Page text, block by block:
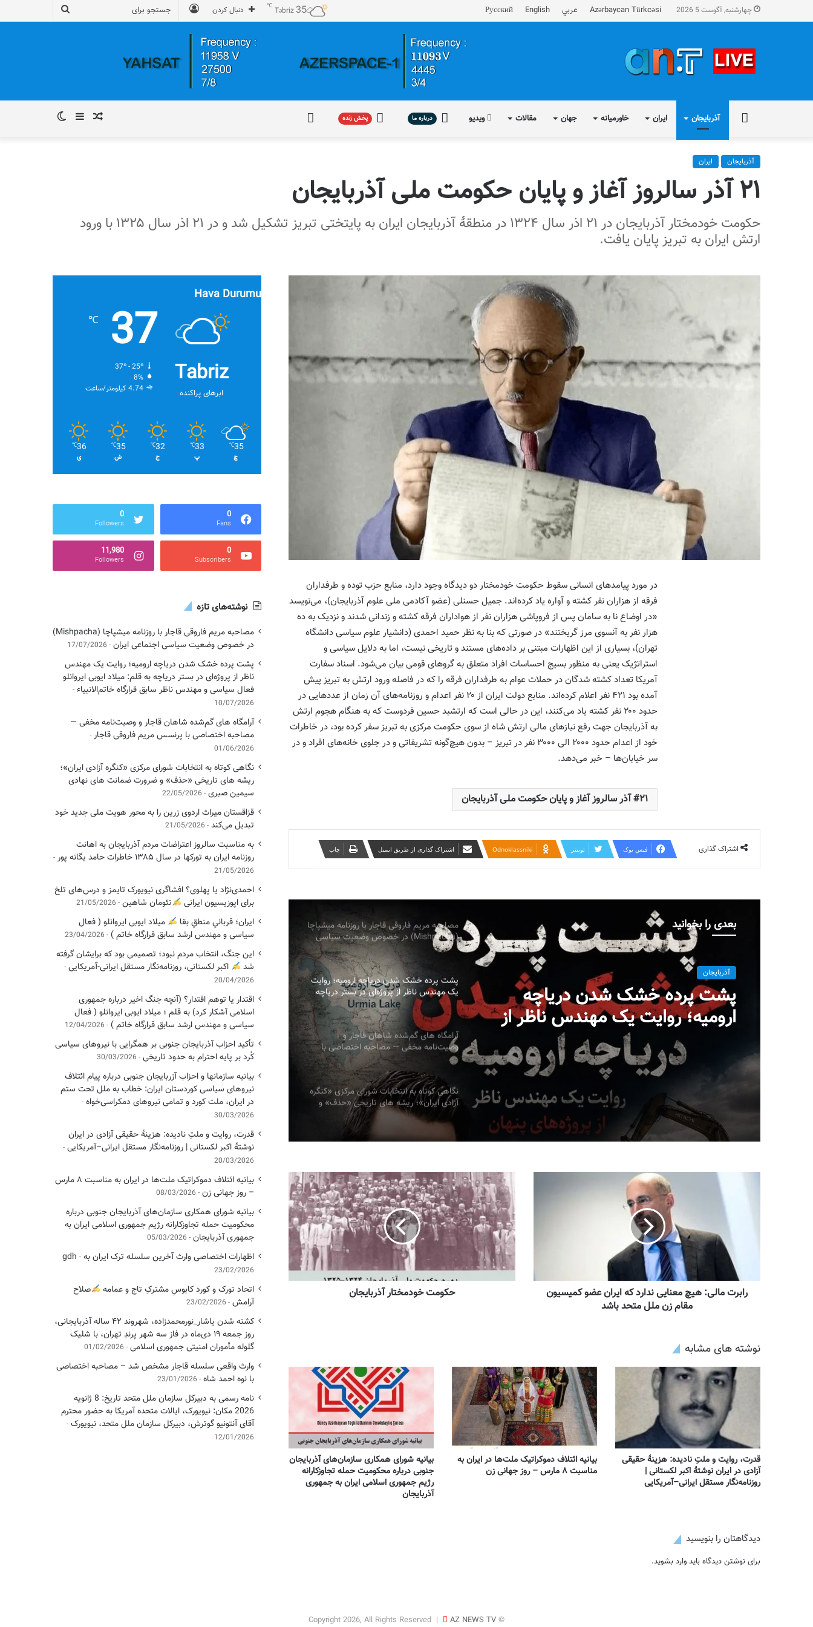
چهارشنبه, آگوست 5 2026 Azərbaycan Türkcəsi عربي English
Русский دنبال کردن Təbriz35
℃
آذربایجان ایران خاورمیانه جهان مقالات ویدیو درباره
درباره ما پخش
پخش زنده سایدبار نوشته
آذربایجان ایران
۲۱ آذر سالروز آغاز و پایان حکومت ملی آذربایجان
حکومت خودمختار آذربایجان در ۲۱ اذر سال ۱۳۲۴ در منطقهٔ آذربایجان ایران به پایتختی تبریز تشکیل شد و در ۲۱ اذر سال ۱۳۲۵ با ورود
ارتش ایران به تبریز پایان یافت.
در مورد پیامدهای انسانی سقوط حکومت خودمختار دو دیدگاه وجود دارد، منابع حزب توده و طرفداران
فرقه از هزاران نفر کشته و آواره یاد کرده‌اند. جمیل حسنلی (عضو آکادمی ملی علوم آذربایجان)، می‌نویسد
«در اوضاع نا به سامان پس از فروپاشی هزاران نفر از هواداران فرقه کشته و زندانی شدند و نزدیک به ده
هزار نفر به آنسوی مرز گریختند» در صورتی که بنا به نظر حمید احمدی (دانشیار علوم سیاسی دانشگاه
تهران)، بسیاری از این اظهارات مبتنی بر داده‌های مستند و تاریخی نیست، اما به دلایل سیاسی و
استراتژیک یعنی به منظور بسیج احساسات افراد متعلق به گروهای قومی بیان می‌شود. اسناد سفارت
آمریکا تعداد کشته شدگان در حملات عوام به طرفداران فرقه را که در فاصله ورود ارتش به تبریز پیش
آمده بود ۴۲۱ نفر اعلام کرده‌اند. منابع دولت ایران از ۲۰ نفر اعدام و روزنامه‌های آن زمان از عددهایی در
حدود ۲۰۰ نفر کشته یاد می‌کنند، این در حالی است که ارتشبد حسین فردوست که به هنگام هجوم ارتش
به آذربایجان جهت رفع نیازهای مالی ارتش شاه از سوی حکومت مرکزی به تبریز سفر کرده بود، در خاطرات
خود از اعدام حدود ۲۰۰۰ الی ۳۰۰۰ نفر در تبریز – بدون هیچ‌گونه تشریفاتی و در جلوی خانه‌های افراد و در
سر خیابان‌ها – خبر می‌دهد.
۲۱ آذر سالروز آغاز و پایان حکومت ملی آذربایجان
اشتراک گذاری فیس بوک توییتر ‫Odnoklassniki اشتراک گذاری از طریق ایمیل چاپ
بعدی را بخوانید
آذربایجان
پشت پرده خشک شدن دریاچه
ارومیه؛ روایت یک مهندس ناظر از
پروژه‌ای در بستر دریاچه به قلم:
میلاد ایوبی ایروانلو فعال سیاسی و
مهندس ناظر سابق قرارگاه
خاتم‌الانبیاء
به مناسبت سالروز اعتراضات مردم آذربایجان
به اهانت روزنامه ایران به تورکها در سال ۱۳۸۵
خاطرات حامد یگانه پور
احمدی‌نژاد یا پهلوی؟ افشاگری نیویورک تایمز
و درس‌های تلخ برای اپوزیسیون ایرانی
تئومان شاهین
تأکید احزاب آذربایجان جنوبی بر همگرایی با
نیروهای سیاسی کُرد بر پایه احترام به حدود
تاریخی
بیانیه سازمانها و احزاب آزربایجان جنوبی درباره
مصاحبه مریم فاروقی قاجار با روزنامه میشپاچا
(Mishpacha) در خصوص وضعیت سیاسی
اجتماعی ایران
پشت پرده خشک شدن دریاچه ارومیه؛ روایت
یک مهندس ناظر از پروژه‌ای در بستر دریاچه
به قلم: میلاد ایوبی ایروانلو فعال سیاسی و
مهندس ناظر سابق قرارگاه خاتم‌الانبیاء
آرامگاه های گم‌شده شاهان قاجار و
وصیت‌نامه مخفی — مصاحبه اختصاصی با
پرنسس مریم فاروقی قاجار
نگاهی کوتاه به انتخابات شورای مرکزی «کنگره
آزادی ایران»؛ ریشه های تاریخی «حذف» و
ضرورت ضمانت های نهادی سیمین صبری
به مناسبت سالروز اعتراضات مردم آذربایجان
به اهانت روزنامه ایران به تورکها در سال ۱۳۸۵
خاطرات حامد یگانه پور
احمدی‌نژاد یا پهلوی؟ افشاگری نیویورک تایمز
و درس‌های تلخ برای اپوزیسیون ایرانی
تئومان شاهین
تأکید احزاب آذربایجان جنوبی بر همگرایی با
نیروهای سیاسی کُرد بر پایه احترام به حدود
تاریخی
بیانیه سازمانها و احزاب آزربایجان جنوبی درباره
پیام ائتلاف نیروهای سیاسی کوردستان ایران:
خطاب به ملل تحت ستم در ایران، ملت کورد
و تمامی نیروهای دمکراسی‌خواه
مصاحبه مریم فاروقی قاجار با روزنامه میشپاچا
(Mishpacha) در خصوص وضعیت سیاسی
اجتماعی ایران
رابرت مالی: هیچ معنایی ندارد که ایران عضو کمیسیون
مقام زن ملل متحد باشد
حکومت خودمختار آذربایجان
نوشته های مشابه
قدرت، روایت و ملتِ نادیده: هزینهٔ حقیقی
آزادی در ایران نوشتهٔ اکبر لکستانی |
روزنامه‌نگار مستقل ایرانی–آمریکایی
بیانیه ائتلاف دموکراتیک ملت‌ها در ایران به
مناسبت ۸ مارس – روز جهانی زن
بیانیه شورای همکاری سازمان‌های آذربایجان
جنوبی درباره محکومیت حمله تجاوزکارانه
رژیم جمهوری اسلامی ایران به جمهوری
آذربایجان
دیدگاهتان را بنویسید
برای نوشتن دیدگاه باید وارد بشوید.
Hava Durumu
Tabriz
ابرهای پراکنده
37
℃
37º - 25º
8%
4.74 کیلومتر/ساعت
35
℃
چ
33
℃
پ
32
℃
ج
35
℃
ش
36
℃
ی
0
Fans
0
Followers
0
Subscribers
11,980
Followers
نوشته‌های تازه
مصاحبه مریم فاروقی قاجار با روزنامه میشپاچا (Mishpacha)
در خصوص وضعیت سیاسی اجتماعی ایران 17/07/2026
پشت پرده خشک شدن دریاچه ارومیه؛ روایت یک مهندس
ناظر از پروژه‌ای در بستر دریاچه به قلم: میلاد ایوبی ایروانلو
فعال سیاسی و مهندس ناظر سابق قرارگاه خاتم‌الانبیاء
10/07/2026
آرامگاه های گم‌شده شاهان قاجار و وصیت‌نامه مخفی —
مصاحبه اختصاصی با پرنسس مریم فاروقی قاجار
01/06/2026
نگاهی کوتاه به انتخابات شورای مرکزی «کنگره آزادی ایران»؛
ریشه های تاریخی «حذف» و ضرورت ضمانت های نهادی
سیمین صبری 22/05/2026
قزاقستان میراث اردوی زرین را به محور هویت ملی جدید خود
تبدیل می‌کند 21/05/2026
به مناسبت سالروز اعتراضات مردم آذربایجان به اهانت
روزنامه ایران به تورکها در سال ۱۳۸۵ خاطرات حامد یگانه پور
21/05/2026
احمدی‌نژاد یا پهلوی؟ افشاگری نیویورک تایمز و درس‌های تلخ
برای اپوزیسیون ایرانی
تئومان شاهین 21/05/2026
ایران؛ قربانیِ منطقِ بقا
میلاد ایوبی ایروانلو ( فعال
سیاسی ‌و مهندس ارشد سابق قرارگاه خاتم ) 23/04/2026
این جنگ، انتخاب مردم نبود؛ تصمیمی بود که برایشان گرفته
شد
اکبر لکستانی، روزنامه‌نگار مستقل ایرانی-آمریکایی
20/04/2026
اقتدار یا توهم اقتدار؟ (آنچه جنگ اخیر درباره جمهوری
اسلامی آشکار کرد) به قلم ؛ میلاد ایوبی ایروانلو ( فعال
سیاسی و مهندس ارشد سابق قرارگاه خاتم ) 12/04/2026
تأکید احزاب آذربایجان جنوبی بر همگرایی با نیروهای سیاسی
کُرد بر پایه احترام به حدود تاریخی 30/03/2026
بیانیه سازمانها و احزاب آزربایجان جنوبی درباره پیام ائتلاف
نیروهای سیاسی کوردستان ایران: خطاب به ملل تحت ستم
در ایران، ملت کورد و تمامی نیروهای دمکراسی‌خواه
30/03/2026
قدرت، روایت و ملتِ نادیده: هزینهٔ حقیقی آزادی در ایران
نوشتهٔ اکبر لکستانی | روزنامه‌نگار مستقل ایرانی–آمریکایی
20/03/2026
بیانیه ائتلاف دموکراتیک ملت‌ها در ایران به مناسبت ۸ مارس
– روز جهانی زن 08/03/2026
بیانیه شورای همکاری سازمان‌های آذربایجان جنوبی درباره
محکومیت حمله تجاوزکارانه رژیم جمهوری اسلامی ایران به
جمهوری آذربایجان 05/03/2026
اظهارات اختصاصی وارث آخرین سلسله ترک ایران به gdh
23/02/2026
اتحاد تورک و کورد کابوسِ مشترکِ تاج و عمامه
​صلاح
آرامش 23/02/2026
کشته شدن یاشار_نورمحمدزاده، شهروند ۴۲ ساله آذربایجانی،
روز جمعه ۱۹ دی‌ماه در فاز سه شهر پرندِ تهران، با شلیک
گلوله مأموران امنیتی جمهوری اسلامی 01/02/2026
وارث واقعی سلسله قاجار مشخص شد – مصاحبه اختصاصی
با نوه احمد شاه 23/01/2026
نامه رسمی به دبیرکل سازمان ملل متحد تاریخ: 8 ژانویه
2026 مکان: نیویورک، ایالات متحده آمریکا به حضور محترم
آقای آنتونیو گوترش، دبیرکل سازمان ملل متحد، نیویورک
12/01/2026
© Copyright 2026, All Rights Reserved |
AZ NEWS TV